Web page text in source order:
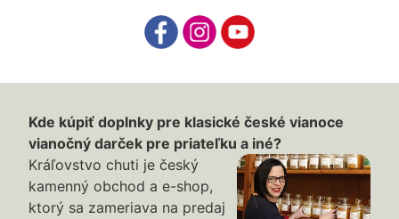
Kde kúpiť doplnky pre klasické české vianoce
vianočný darček pre priateľku a iné?
Kráľovstvo chuti je český
kamenný obchod a e-shop,
ktorý sa zameriava na predaj